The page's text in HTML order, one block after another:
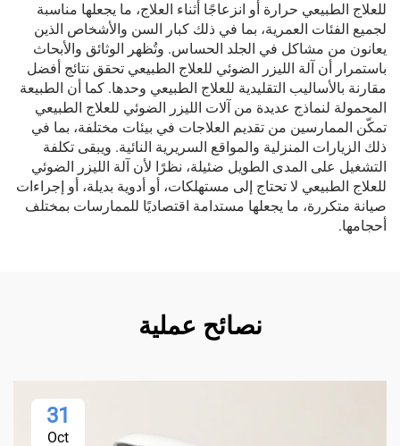
للعلاج الطبيعي حرارة أو انزعاجًا أثناء العلاج، ما يجعلها مناسبة
لجميع الفئات العمرية، بما في ذلك كبار السن والأشخاص الذين
يعانون من مشاكل في الجلد الحساس. وتُظهر الوثائق والأبحاث
باستمرار أن آلة الليزر الضوئي للعلاج الطبيعي تحقق نتائج أفضل
مقارنة بالأساليب التقليدية للعلاج الطبيعي وحدها. كما أن الطبيعة
المحمولة لنماذج عديدة من آلات الليزر الضوئي للعلاج الطبيعي
تمكّن الممارسين من تقديم العلاجات في بيئات مختلفة، بما في
ذلك الزيارات المنزلية والمواقع السريرية النائية. ويبقى تكلفة
التشغيل على المدى الطويل ضئيلة، نظرًا لأن آلة الليزر الضوئي
للعلاج الطبيعي لا تحتاج إلى مستهلكات، أو أدوية بديلة، أو إجراءات
صيانة متكررة، ما يجعلها مستدامة اقتصاديًا للممارسات بمختلف
أحجامها.
نصائح عملية
31
Oct